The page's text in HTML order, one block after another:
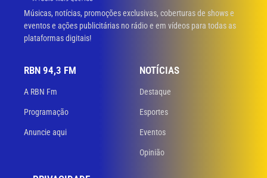
Músicas, notícias, promoções exclusivas, coberturas de shows e
eventos e ações publicitárias no rádio e em vídeos para todas as
plataformas digitais!
RBN 94,3 FM
A RBN Fm
Programação
Anuncie aqui
NOTÍCIAS
Destaque
Esportes
Eventos
Opinião